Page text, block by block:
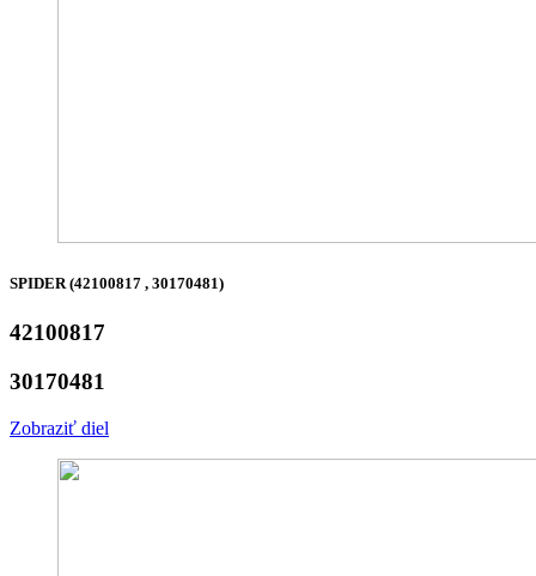
SPIDER (42100817 , 30170481)
42100817
30170481
Zobraziť diel